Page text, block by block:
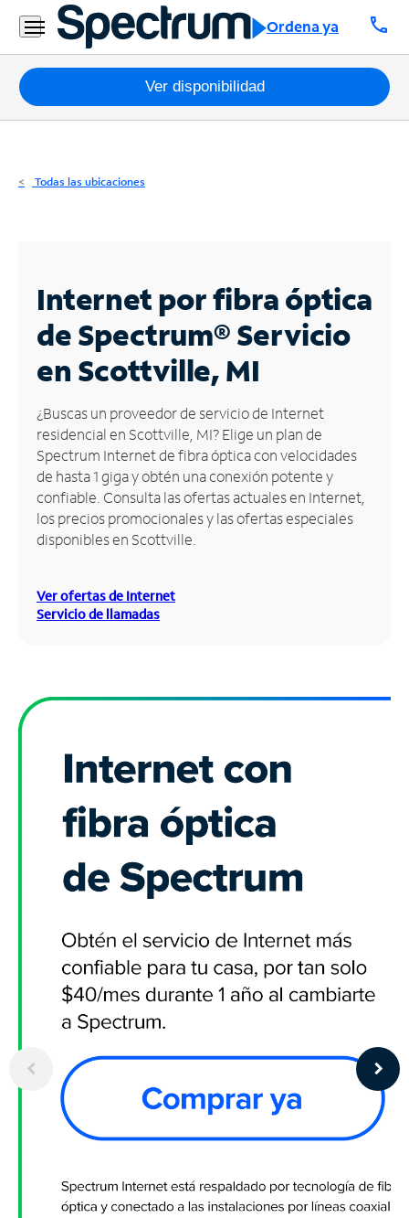
Ordena ya call
Residencial
Business
Paquetes
Internet
Business
Contáctanos
Inglés
Administrar
cuenta
Encuentra
una
tienda
Ver disponibilidad
Todas las ubicaciones
Internet por fibra óptica
de Spectrum®Servicio
en Scottville, MI
¿Buscas un proveedor de servicio de Internet
residencial en Scottville, MI? Elige un plan de
Spectrum Internet de fibra óptica con velocidades
de hasta 1 giga y obtén una conexión potente y
confiable. Consulta las ofertas actuales en Internet,
los precios promocionales y las ofertas especiales
disponibles en Scottville.
Ver ofertas de Internet
Servicio de llamadas